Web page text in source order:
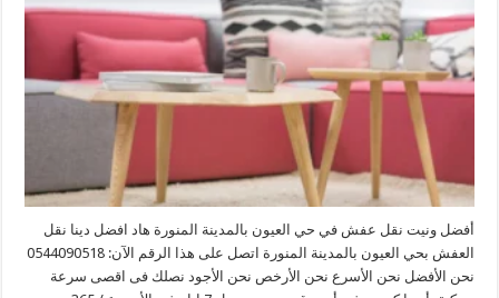
أفضل ونيت نقل عفش في حي العيون بالمدينة المنورة هاد افضل دينا نقل
العفش بحي العيون بالمدينة المنورة اتصل على هذا الرقم الآن: 0544090518
نحن الأفضل نحن الأسرع نحن الأرخص نحن الأجود نصلك فى اقصى سرعة